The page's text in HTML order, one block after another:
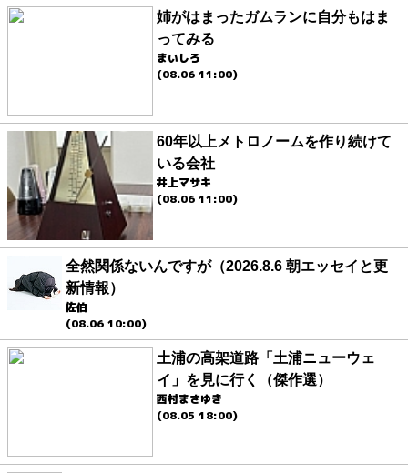
姉がはまったガムランに自分もはま
ってみる
まいしろ
(08.06 11:00)
60年以上メトロノームを作り続けて
いる会社
井上マサキ
(08.06 11:00)
全然関係ないんですが（2026.8.6 朝エッセイと更
新情報）
佐伯
(08.06 10:00)
土浦の高架道路「土浦ニューウェ
イ」を見に行く（傑作選）
西村まさゆき
(08.05 18:00)